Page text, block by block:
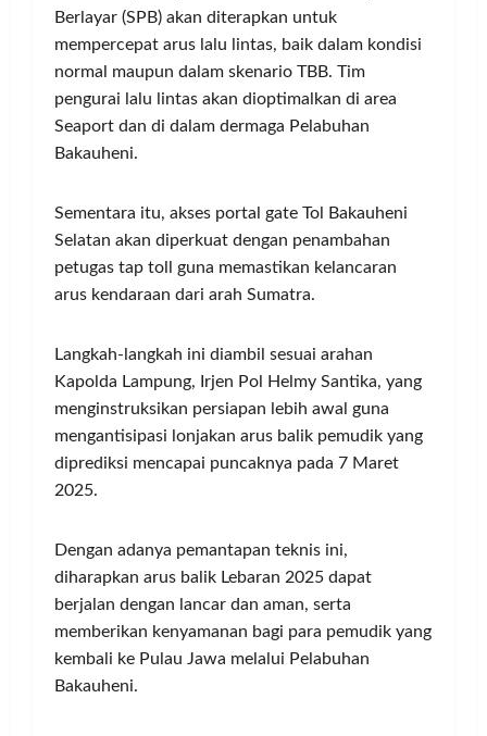
Berlayar (SPB) akan diterapkan untuk
mempercepat arus lalu lintas, baik dalam kondisi
normal maupun dalam skenario TBB. Tim
pengurai lalu lintas akan dioptimalkan di area
Seaport dan di dalam dermaga Pelabuhan
Bakauheni.
Sementara itu, akses portal gate Tol Bakauheni
Selatan akan diperkuat dengan penambahan
petugas tap toll guna memastikan kelancaran
arus kendaraan dari arah Sumatra.
Langkah-langkah ini diambil sesuai arahan
Kapolda Lampung, Irjen Pol Helmy Santika, yang
menginstruksikan persiapan lebih awal guna
mengantisipasi lonjakan arus balik pemudik yang
diprediksi mencapai puncaknya pada 7 Maret
2025.
Dengan adanya pemantapan teknis ini,
diharapkan arus balik Lebaran 2025 dapat
berjalan dengan lancar dan aman, serta
memberikan kenyamanan bagi para pemudik yang
kembali ke Pulau Jawa melalui Pelabuhan
Bakauheni.